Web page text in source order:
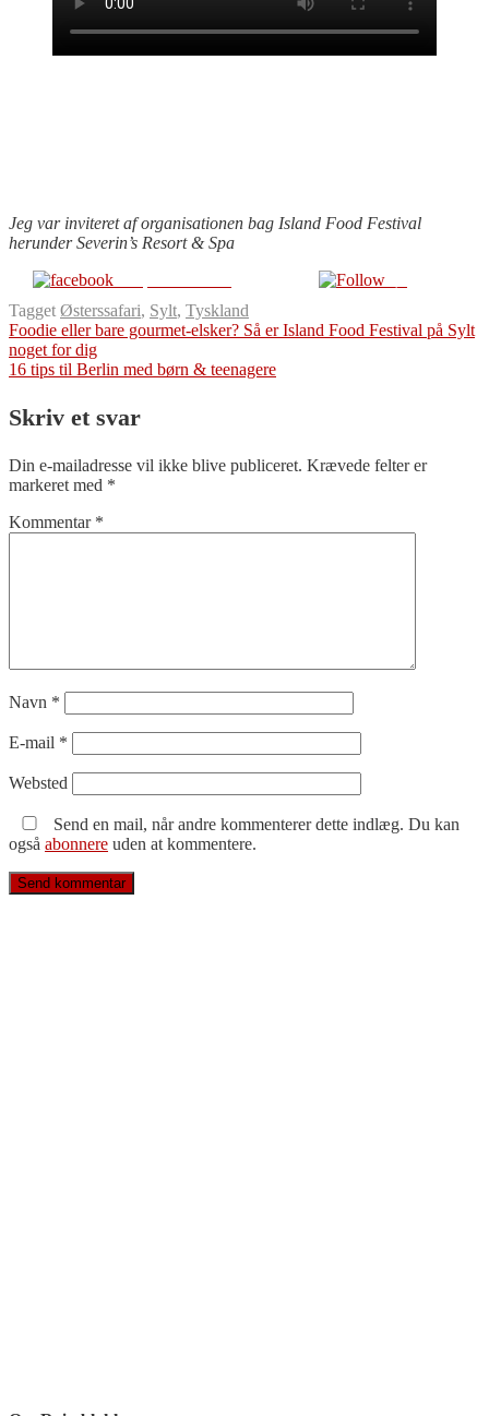
Jeg var inviteret af organisationen bag Island Food Festival
herunder Severin’s Resort & Spa
Tagget Østerssafari, Sylt, Tyskland
Indlægsnavigation
Foodie eller bare gourmet-elsker? Så er Island Food Festival på Sylt
noget for dig
16 tips til Berlin med børn & teenagere
Skriv et svar
Din e-mailadresse vil ikke blive publiceret. Krævede felter er
markeret med *
Kommentar *
Navn *
E-mail *
Websted
Send en mail, når andre kommenterer dette indlæg. Du kan
også abonnere uden at kommentere.